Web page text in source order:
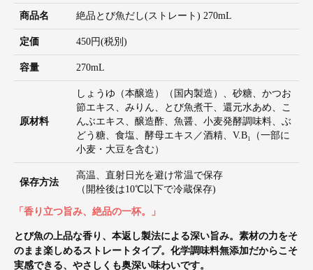
商品名 絶品とび魚だし(ストレート) 270mL
定価 450円(税別)
容量 270mL
原材料
しょうゆ（本醸造）（国内製造）、砂糖、かつお
節エキス、みりん、とび魚煮干、還元水あめ、こ
んぶエキス、醸造酢、魚醤、小麦発酵調味料、ぶ
どう糖、食塩、酵母エキス／酒精、V.B₁（一部に
小麦・大豆を含む）
保存方法
高温、直射日光を避け常温で保存
（開栓後は10℃以下で冷蔵保存)
「香り立つ旨み、絶品の一杯。」
とび魚の上品な香り、本返し製法による深い旨み。素材の力をそ
のまま楽しめるストレートタイプ。化学調味料無添加だからこそ
実感できる、やさしくも奥深い味わいです。